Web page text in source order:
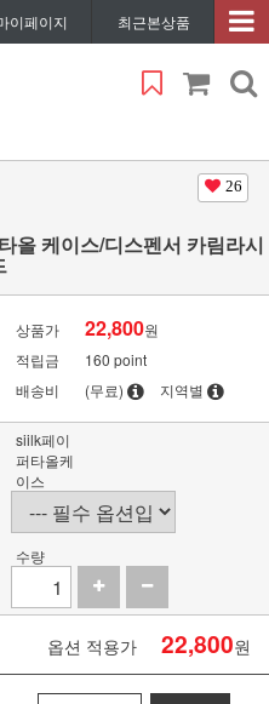
이페이지 최근본상품
26
올 케이스/디스펜서 카림라시
상품가 22,800원
적립금
160 point
배송비
(무료) 지역별
siilk페이
퍼타올케
이스
수량
옵션 적용가 22,800원